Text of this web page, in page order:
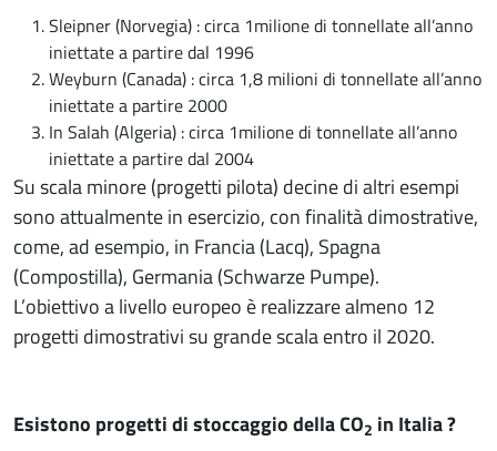
Sleipner (Norvegia) : circa 1milione di tonnellate all’anno
iniettate a partire dal 1996
Weyburn (Canada) : circa 1,8 milioni di tonnellate all’anno
iniettate a partire 2000
In Salah (Algeria) : circa 1milione di tonnellate all’anno
iniettate a partire dal 2004
Su scala minore (progetti pilota) decine di altri esempi
sono attualmente in esercizio, con finalità dimostrative,
come, ad esempio, in Francia (Lacq), Spagna
(Compostilla), Germania (Schwarze Pumpe).
L’obiettivo a livello europeo è realizzare almeno 12
progetti dimostrativi su grande scala entro il 2020.
Esistono progetti di stoccaggio della CO2 in Italia ?